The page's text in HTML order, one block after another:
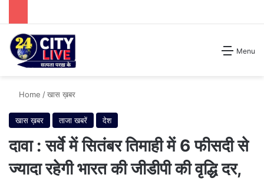
Menu
Search for
Home /खास ख़बर
खास ख़बर ताजा खबरें देश
दावा : सर्वे में सितंबर तिमाही में 6 फीसदी से
ज्यादा रहेगी भारत की जीडीपी की वृद्धि दर,